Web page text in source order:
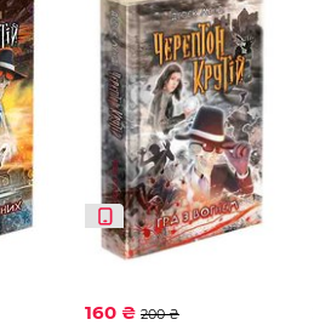
160 ₴ 200 ₴